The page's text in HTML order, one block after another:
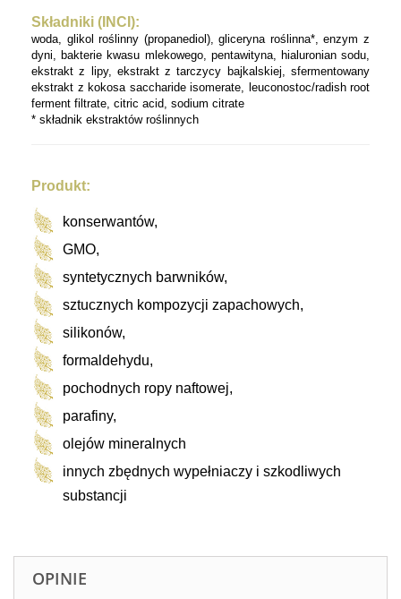
Składniki (INCI):
woda, glikol roślinny (propanediol),gliceryna roślinna*,enzym z
dyni, bakterie kwasu mlekowego, pentawityna, hialuronian sodu,
ekstrakt z lipy, ekstrakt z tarczycy bajkalskiej,sfermentowany
ekstrakt z kokosa saccharide isomerate, leuconostoc/radish root
ferment filtrate, citric acid, sodium citrate
* składnik ekstraktów roślinnych
Produkt:
konserwantów,
GMO,
syntetycznych barwników,
sztucznych kompozycji zapachowych,
silikonów,
formaldehydu,
pochodnych ropy naftowej,
parafiny,
olejów mineralnych
innych zbędnych wypełniaczy i szkodliwych
substancji
OPINIE